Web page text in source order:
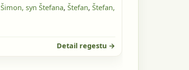
Šimon, syn Štefana, Štefan, Štefan,
Detail regestu →